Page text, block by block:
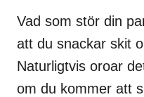
Vad som stör din
att du snackar skit
Naturligtvis oroar
om du kommer att